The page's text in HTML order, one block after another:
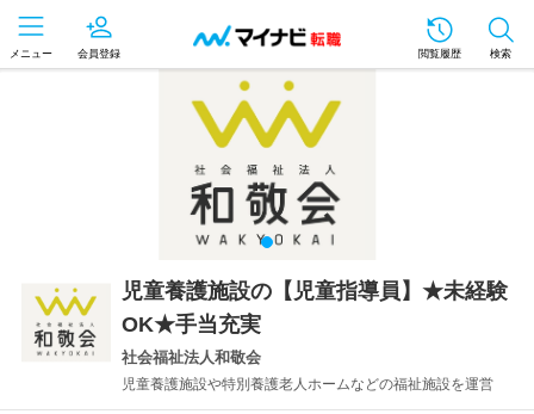
メニュー 会員登録 閲覧履歴 検索
児童養護施設の【児童指導員】★未経験
OK★手当充実
社会福祉法人和敬会
児童養護施設や特別養護老人ホームなどの福祉施設を運営